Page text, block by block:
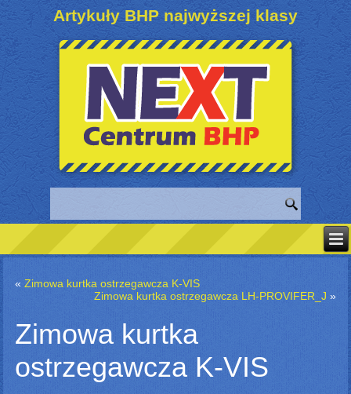
Artykuły BHP najwyższej klasy
«Zimowa kurtka ostrzegawcza K-VIS
Zimowa kurtka ostrzegawcza LH-PROVIFER_J »
Zimowa kurtka
ostrzegawcza K-VIS